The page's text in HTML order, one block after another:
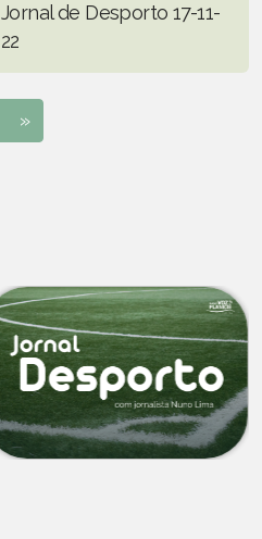
Jornal de Desporto 17-11-
22
»